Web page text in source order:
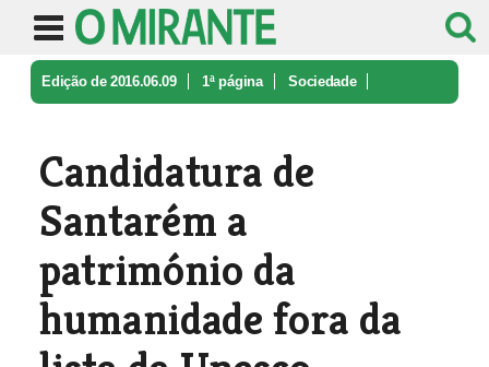
Edição de 2016.06.09 1ª página Sociedade
Candidatura de
Santarém a
património da
humanidade fora da